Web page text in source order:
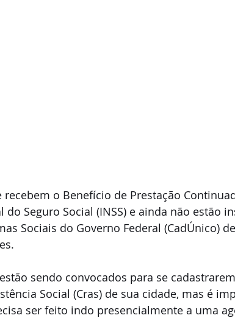
recebem o Benefício de Prestação
Seguro Social (INSS) e ainda não estão
Sociais do Governo Federal (CadÚnico)
sendo convocados para se
Social (Cras) de sua cidade, mas é
ser feito indo presencialmente a uma